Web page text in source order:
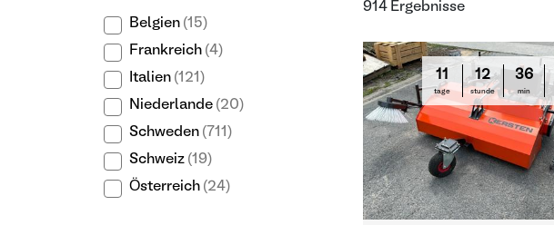
Belgien (15)
Frankreich (4)
Italien (121)
Niederlande (20)
Schweden (711)
Schweiz (19)
Österreich (24)
914 Ergebnisse
11
tage
12
stunde
36
min